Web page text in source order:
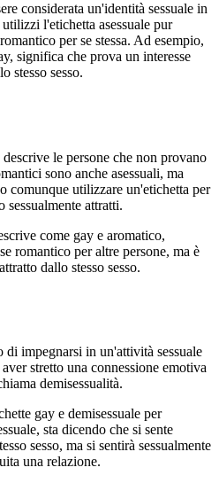
considerata un'identità sessuale in
l'etichetta asessuale pur
per se stessa. Ad esempio,
significa che prova un interesse
stesso sesso.
le persone che non provano
sono anche asessuali, ma
comunque utilizzare un'etichetta per
sessualmente attratti.
come gay e aromatico,
romantico per altre persone, ma è
dallo stesso sesso.
di impegnarsi in un'attività sessuale
stretto una connessione emotiva
demisessualità.
gay e demisessuale per
sta dicendo che si sente
sesso, ma si sentirà sessualmente
una relazione.